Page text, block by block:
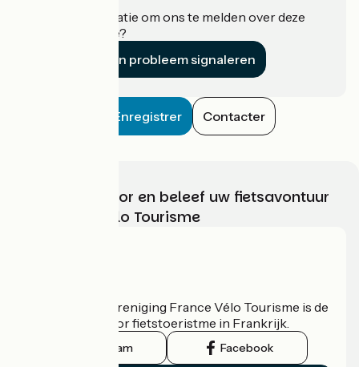
Heeft u informatie om ons te melden over deze
accommodatie?
Een probleem signaleren
Enregistrer Contacter
Kies, bereid voor en beleef uw fietsavontuur
met France Vélo Tourisme
De nationale vereniging France Vélo Tourisme is de
officiële gids voor fietstoeristme in Frankrijk.
Instagram Facebook